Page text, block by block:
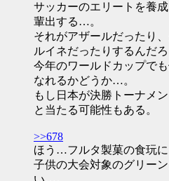
サッカーのエリートを養
輩出する…。
それがアザールだったり
ルイネだったりするんだろ
今年のワールドカップで
なれるかどうか…。
もし日本が決勝トーナメ
と当たる可能性もある。
>>678
ほう…フルタ製菓の食玩
子供の大会対象のグリー